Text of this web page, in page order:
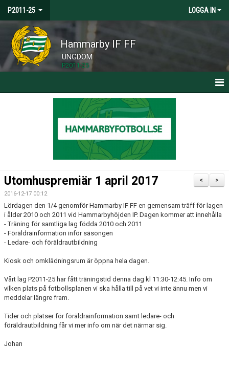
P2011-25 LOGGA IN
Hammarby IF FF
UNGDOM
P2011-25
BILDGALLERI
DOKUMENT
KONTAKT
MATCHER
>
<
Utomhuspremiär 1 april 2017
2016-12-17 00:12
Lördagen den 1/4 genomför Hammarby IF FF en gemensam träff för lagen
i ålder 2010 och 2011 vid Hammarbyhöjden IP. Dagen kommer att innehålla
- Träning för samtliga lag födda 2010 och 2011
- Föräldrainformation inför säsongen
- Ledare- och föräldrautbildning
Kiosk och omklädningsrum är öppna hela dagen.
Vårt lag P2011-25 har fått träningstid denna dag kl 11:30-12:45. Info om
vilken plats på fotbollsplanen vi ska hålla till på vet vi inte ännu men vi
meddelar längre fram.
Tider och platser för föräldrainformation samt ledare- och
föräldrautbildning får vi mer info om när det närmar sig.
Johan